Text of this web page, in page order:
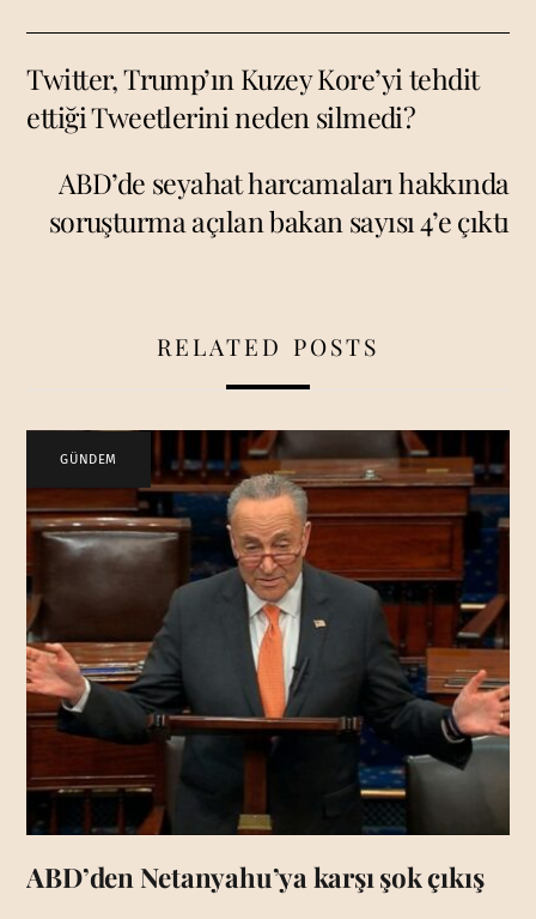
Twitter, Trump’ın Kuzey Kore’yi tehdit
ettiği Tweetlerini neden silmedi?
ABD’de seyahat harcamaları hakkında
soruşturma açılan bakan sayısı 4’e çıktı
RELATED POSTS
GÜNDEM
ABD’den Netanyahu’ya karşı şok çıkış